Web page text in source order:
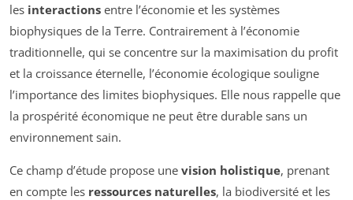
les interactions entre l’économie et les systèmes
biophysiques de la Terre. Contrairement à l’économie
traditionnelle, qui se concentre sur la maximisation du profit
et la croissance éternelle, l’économie écologique souligne
l’importance des limites biophysiques. Elle nous rappelle que
la prospérité économique ne peut être durable sans un
environnement sain.
Ce champ d’étude propose une vision holistique, prenant
en compte les ressources naturelles, la biodiversité et les